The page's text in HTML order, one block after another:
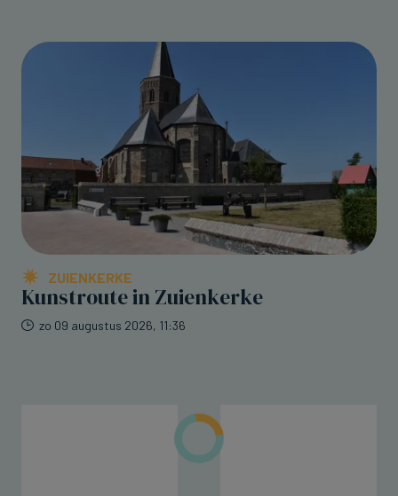
ZUIENKERKE
Kunstroute in Zuienkerke
zo 09 augustus 2026, 11:36